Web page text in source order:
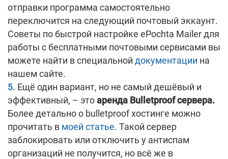
отправки программа самостоятельно
переключится на следующий почтовый эккаунт.
Советы по быстрой настройке ePochta Mailer для
работы с бесплатными почтовыми сервисами вы
можете найти в специальной документации на
нашем сайте.
Ещё один вариант, но не самый дешёвый и
эффективный, – этоаренда Bulletproof сервера.
Более детально о bulletproof хостинге можно
прочитать в моей статье. Такой сервер
заблокировать или отключить у антиспам
организаций не получится, но всё же в